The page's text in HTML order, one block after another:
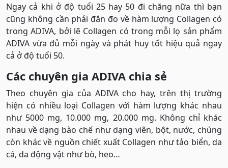
Ngay cả khi ở độ tuổi 25 hay 50 đi chăng nữa thì bạn
cũng không cần phải đắn đo về hàm lượng Collagen có
trong ADIVA, bởi lẽ Collagen có trong mỗi lọ sản phẩm
ADIVA vừa đủ mỗi ngày và phát huy tốt hiệu quả ngay
cả ở độ tuổi 50.
Các chuyên gia ADIVA chia sẻ
Theo chuyên gia của ADIVA cho hay, trên thị trường
hiện có nhiều loại Collagen với hàm lượng khác nhau
như 5000 mg, 10.000 mg, 20.000 mg. Không chỉ khác
nhau về dạng bào chế như dạng viên, bột, nước, chúng
còn khác về nguồn chiết xuất Collagen như tảo biển, da
cá, da động vật như bò, heo…